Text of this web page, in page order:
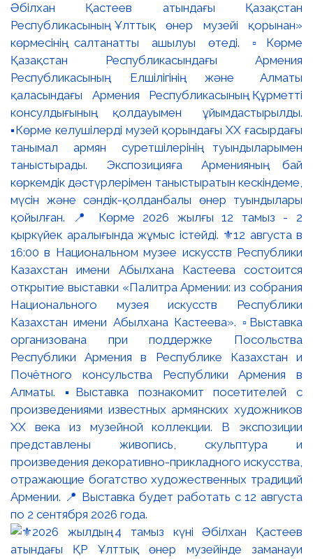
Әбілхан Қастеев атындағы Қазақстан
Республикасының Ұлттық өнер музейі қорынан»
көрмесінің салтанатты ашылуы өтеді. ▫️Көрме
Қазақстан Республикасындағы Армения
Республикасының Елшілігінің және Алматы
қаласындағы Армения Республикасының Құрметті
консулдығының қолдауымен ұйымдастырылды.
▪️Көрме келушілерді музей қорындағы ХХ ғасырдағы
танымал армян суретшілерінің туындыларымен
таныстырады. Экспозицияға Арменияның бай
көркемдік дәстүрлерімен таныстыратын кескіндеме,
мүсін және сәндік-қолданбалы өнер туындылары
қойылған. 📍 Көрме 2026 жылғы 12 тамыз - 2
қыркүйек аралығында жұмыс істейді. ⚜️12 августа в
16:00 в Национальном музее искусств Республики
Казахстан имени Абылхана Кастеева состоится
открытие выставки «Палитра Армении: из собрания
Национального музея искусств Республики
Казахстан имени Абылхана Кастеева». ▫️Выставка
организована при поддержке Посольства
Республики Армения в Республике Казахстан и
Почётного консульства Республики Армения в
Алматы. ▪️Выставка познакомит посетителей с
произведениями известных армянских художников
XX века из музейной коллекции. В экспозиции
представлены живопись, скульптура и
произведения декоративно-прикладного искусства,
отражающие богатство художественных традиций
Армении. 📍 Выставка будет работать с 12 августа
по 2 сентября 2026 года.